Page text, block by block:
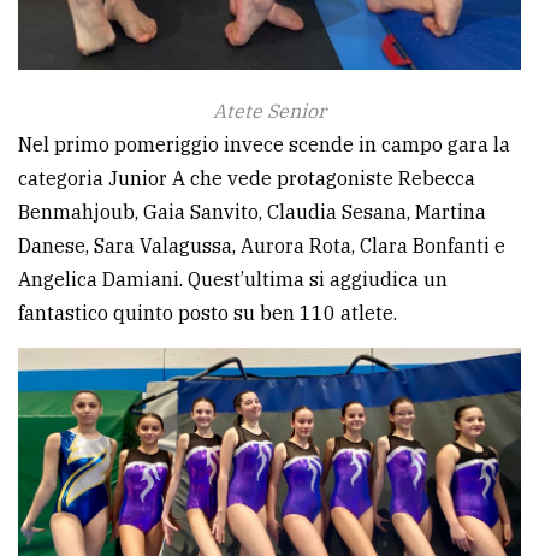
Atete Senior
Nel primo pomeriggio invece scende in campo gara la
categoria Junior A che vede protagoniste Rebecca
Benmahjoub, Gaia Sanvito, Claudia Sesana, Martina
Danese, Sara Valagussa, Aurora Rota, Clara Bonfanti e
Angelica Damiani. Quest’ultima si aggiudica un
fantastico quinto posto su ben 110 atlete.